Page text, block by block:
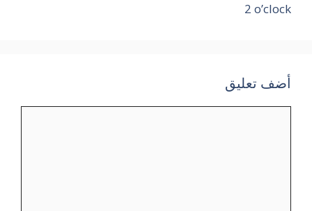
2 o’clock
أضف تعليق